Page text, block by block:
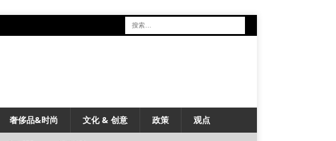
奢侈品&时尚 文化 & 创意 政策 观点